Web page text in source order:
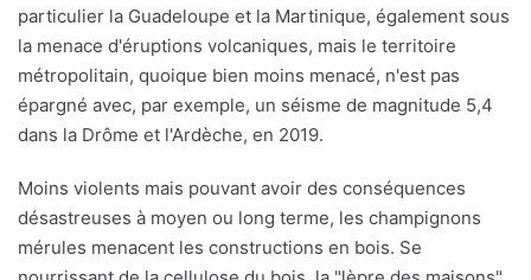
particulier la Guadeloupe et la Martinique, également sous
la menace d'éruptions volcaniques, mais le territoire
métropolitain, quoique bien moins menacé, n'est pas
épargné avec, par exemple, un séisme de magnitude 5,4
dans la Drôme et l'Ardèche, en 2019.
Moins violents mais pouvant avoir des conséquences
désastreuses à moyen ou long terme, les champignons
mérules menacent les constructions en bois. Se